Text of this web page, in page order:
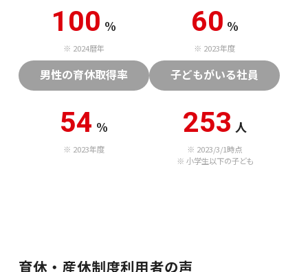
100 %
※ 2024暦年
60 %
※ 2023年度
男性の育休取得率
54 %
※ 2023年度
子どもがいる社員
253 人
※ 2023/3/1時点
※ 小学生以下の子ども
育休・産休制度利用者の声